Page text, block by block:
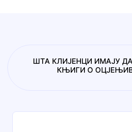
ШТА КЛИЈЕНЦИ ИМАЈУ
КЊИГИ О